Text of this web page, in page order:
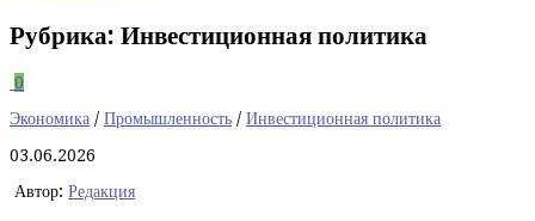
Рубрика: Инвестиционная политика
0
Экономика / Промышленность / Инвестиционная политика
03.06.2026
Автор: Редакция